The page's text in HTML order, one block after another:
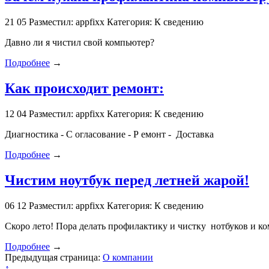
21 05 Разместил: appfixx Категория: К сведению
Давно ли я чистил свой компьютер?
Подробнее →
Как происходит ремонт:
12 04 Разместил: appfixx Категория: К сведению
Диагностика - С огласование - Р емонт - Доставка
Подробнее →
Чистим ноутбук перед летней жарой!
06 12 Разместил: appfixx Категория: К сведению
Скоро лето! Пора делать профилактику и чистку нотбуков и
Подробнее →
Предыдущая страница: О компании